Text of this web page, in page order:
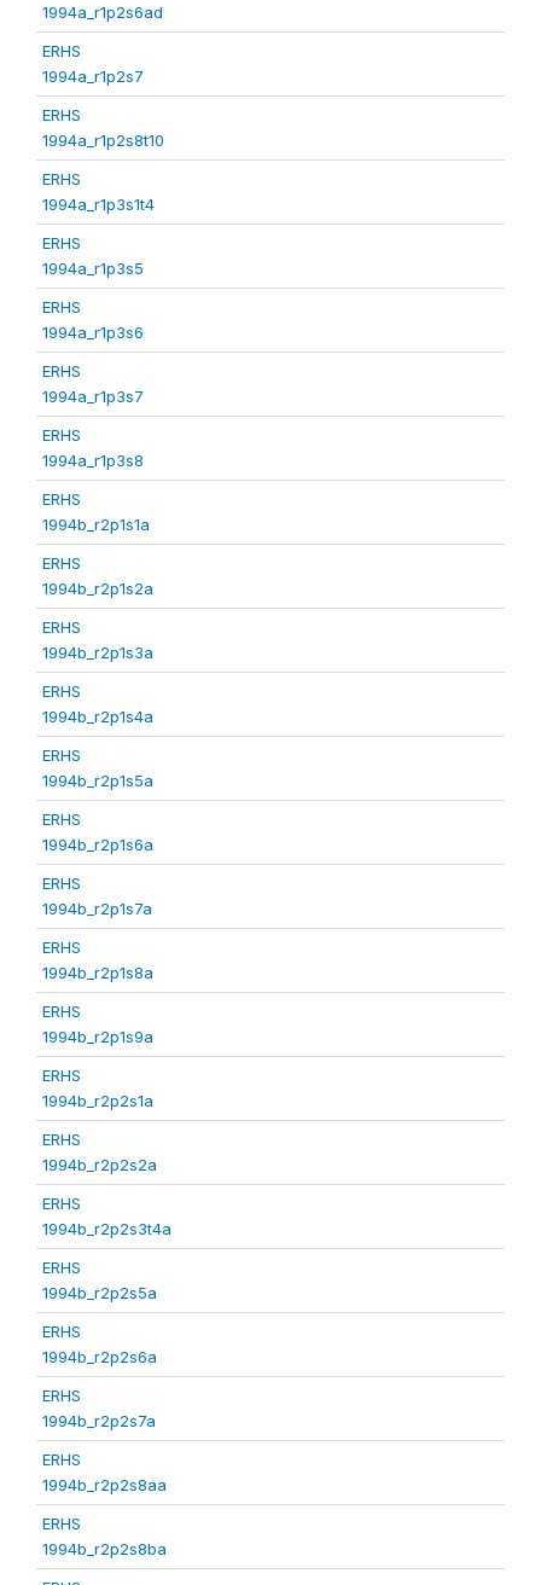
1994a_r1p2s6ad
ERHS
1994a_r1p2s7
ERHS
1994a_r1p2s8t10
ERHS
1994a_r1p3s1t4
ERHS
1994a_r1p3s5
ERHS
1994a_r1p3s6
ERHS
1994a_r1p3s7
ERHS
1994a_r1p3s8
ERHS
1994b_r2p1s1a
ERHS
1994b_r2p1s2a
ERHS
1994b_r2p1s3a
ERHS
1994b_r2p1s4a
ERHS
1994b_r2p1s5a
ERHS
1994b_r2p1s6a
ERHS
1994b_r2p1s7a
ERHS
1994b_r2p1s8a
ERHS
1994b_r2p1s9a
ERHS
1994b_r2p2s1a
ERHS
1994b_r2p2s2a
ERHS
1994b_r2p2s3t4a
ERHS
1994b_r2p2s5a
ERHS
1994b_r2p2s6a
ERHS
1994b_r2p2s7a
ERHS
1994b_r2p2s8aa
ERHS
1994b_r2p2s8ba